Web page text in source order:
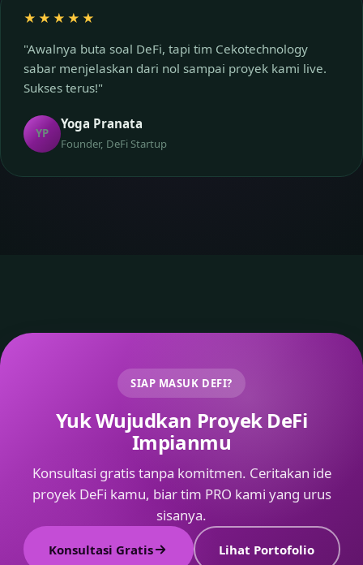
★★★★★
"Awalnya buta soal DeFi, tapi tim Cekotechnology
sabar menjelaskan dari nol sampai proyek kami live.
Sukses terus!"
YP
Yoga Pranata
Founder, DeFi Startup
SIAP MASUK DEFI?
Yuk Wujudkan Proyek DeFi
Impianmu
Konsultasi gratis tanpa komitmen. Ceritakan ide
proyek DeFi kamu, biar tim PRO kami yang urus
sisanya.
Konsultasi Gratis Lihat Portofolio